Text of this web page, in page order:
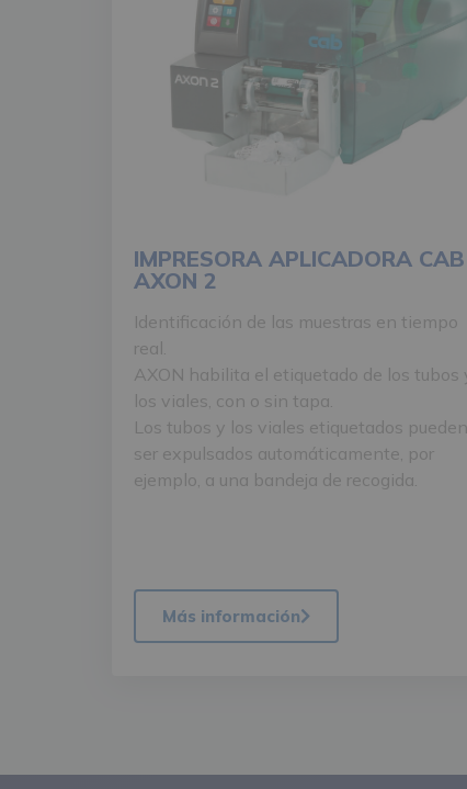
IMPRESORA APLICADORA CAB
AXON 2
Identificación de las muestras en tiempo
real.
AXON habilita el etiquetado de los tubos
los viales, con o sin tapa.
Los tubos y los viales etiquetados pueden
ser expulsados automáticamente, por
ejemplo, a una bandeja de recogida.
Más información